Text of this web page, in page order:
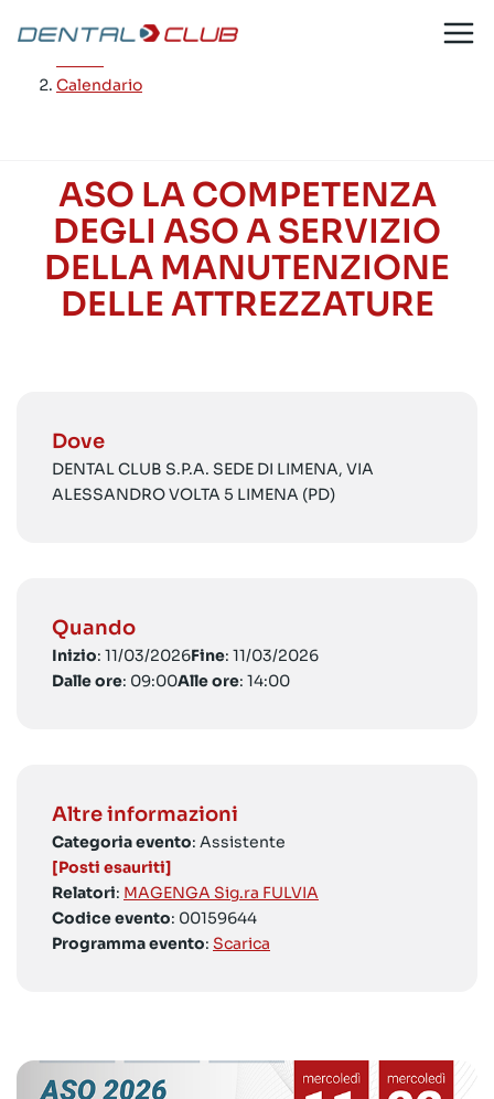
contenuto
Calendario
ASO LA COMPETENZA
DEGLI ASO A SERVIZIO
DELLA MANUTENZIONE
DELLE ATTREZZATURE
Dove
DENTAL CLUB S.P.A. SEDE DI LIMENA, VIA
ALESSANDRO VOLTA 5 LIMENA (PD)
Quando
Inizio: 11/03/2026Fine: 11/03/2026
Dalle ore: 09:00Alle ore: 14:00
Altre informazioni
Categoria evento: Assistente
[Posti esauriti]
Relatori: MAGENGA Sig.ra FULVIA
Codice evento: 00159644
Programma evento: Scarica